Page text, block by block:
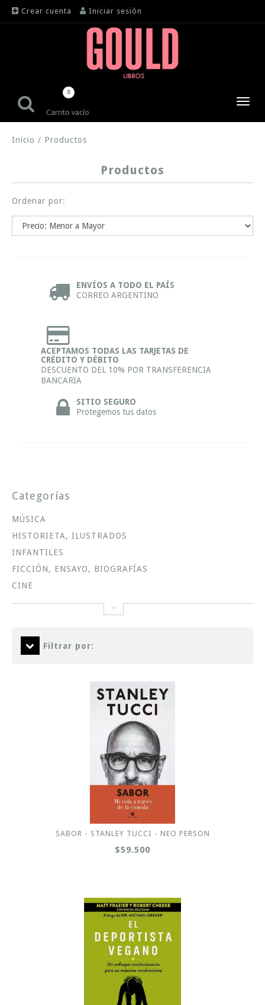
Crear cuenta Iniciar sesión
Carrito vacío
0
Inicio / Productos
Productos
Ordenar por:
ENVÍOS A TODO EL PAÍS
CORREO ARGENTINO
ACEPTAMOS TODAS LAS TARJETAS DE
CRÉDITO Y DÉBITO
DESCUENTO DEL 10% POR TRANSFERENCIA
BANCARIA
SITIO SEGURO
Protegemos tus datos
Categorías
MÚSICA
HISTORIETA, ILUSTRADOS
INFANTILES
FICCIÓN, ENSAYO, BIOGRAFÍAS
CINE
Filtrar por:
SABOR - STANLEY TUCCI - NEO PERSON
$59.500